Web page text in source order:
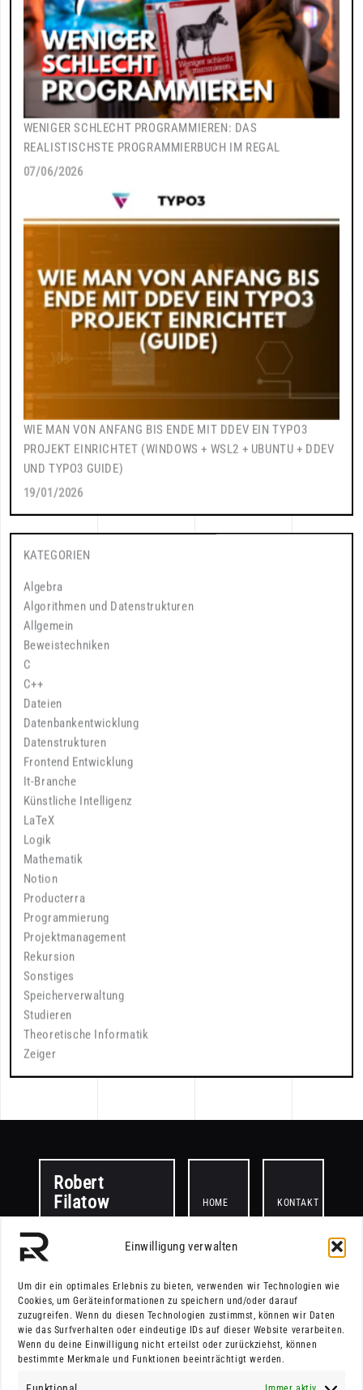
Einwilligung verwalten
Um dir ein optimales Erlebnis zu bieten, verwenden wir Technologien wie
Cookies, um Geräteinformationen zu speichern und/oder darauf
zuzugreifen. Wenn du diesen Technologien zustimmst, können wir Daten
wie das Surfverhalten oder eindeutige IDs auf dieser Website verarbeiten.
Wenn du deine Einwilligung nicht erteilst oder zurückziehst, können
bestimmte Merkmale und Funktionen beeinträchtigt werden.
WENIGER SCHLECHT PROGRAMMIEREN: DAS
REALISTISCHSTE PROGRAMMIERBUCH IM REGAL
07/06/2026
WIE MAN VON ANFANG BIS ENDE MIT DDEV EIN TYPO3
PROJEKT EINRICHTET (WINDOWS + WSL2 + UBUNTU + DDEV
UND TYPO3 GUIDE)
19/01/2026
KATEGORIEN
Algebra
Algorithmen und Datenstrukturen
Allgemein
Beweistechniken
C
C++
Dateien
Datenbankentwicklung
Datenstrukturen
Frontend Entwicklung
It-Branche
Künstliche Intelligenz
LaTeX
Logik
Mathematik
Notion
Producterra
Programmierung
Projektmanagement
Rekursion
Sonstiges
Speicherverwaltung
Studieren
Theoretische Informatik
Zeiger
Robert
Filatow
HOME
PROJEKTE
KONTAKT
© 2025.